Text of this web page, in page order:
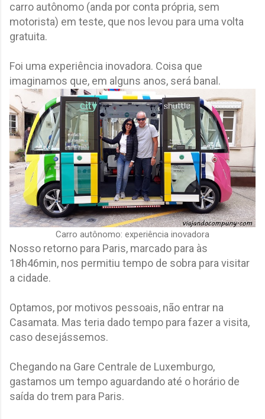
carro autônomo (anda por conta própria, sem
motorista) em teste, que nos levou para uma volta
gratuita.
Foi uma experiência inovadora. Coisa que
imaginamos que, em alguns anos, será banal.
Carro autônomo: experiência inovadora
Nosso retorno para Paris, marcado para às
18h46min, nos permitiu tempo de sobra para visitar
a cidade.
Optamos, por motivos pessoais, não entrar na
Casamata. Mas teria dado tempo para fazer a visita,
caso desejássemos.
Chegando na Gare Centrale de Luxemburgo,
gastamos um tempo aguardando até o horário de
saída do trem para Paris.